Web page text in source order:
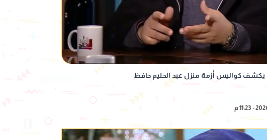
كواليس أزمة منزل عبد الحليم حافظ